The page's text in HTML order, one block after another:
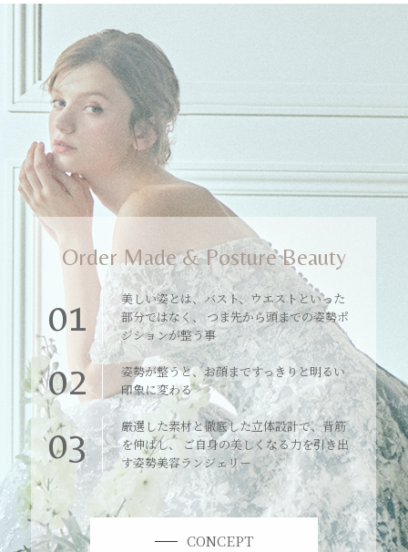
Order Made & Posture Beauty
01
美しい姿とは、バスト、ウエストといった
部分ではなく、 つま先から頭までの姿勢ポ
ジションが整う事
02
姿勢が整うと、お顔まですっきりと明るい
印象に変わる
03
厳選した素材と徹底した立体設計で、背筋
を伸ばし、 ご自身の美しくなる力を引き出
す姿勢美容ランジェリー
CONCEPT